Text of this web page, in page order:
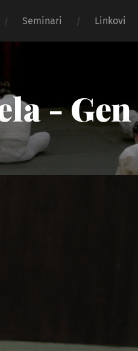
Seminari Linkovi
-